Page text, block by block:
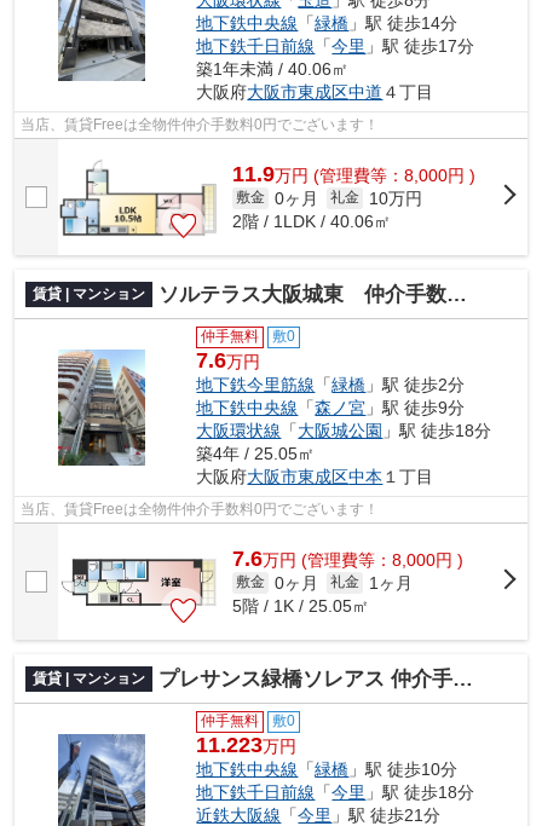
地下鉄中央線 「緑橋 」駅 徒歩14分
地下鉄千日前線 「今里 」駅 徒歩17分
築1年未満 / 40.06㎡
大阪府大阪市東成区中道 ４丁目
当店、賃貸Freeは全物件仲介手数料0円でございます！
11.9万円 (管理費等：8,000円 )
敷金 0ヶ月 礼金
10万円
2階 / 1LDK / 40.06㎡
賃貸 | マンション ソルテラス大阪城東 仲介手数料無料
仲手無料 敷0
7.6万円
地下鉄今里筋線 「緑橋 」駅 徒歩2分
地下鉄中央線 「森ノ宮 」駅 徒歩9分
大阪環状線 「大阪城公園 」駅 徒歩18分
築4年 / 25.05㎡
大阪府大阪市東成区中本 １丁目
当店、賃貸Freeは全物件仲介手数料0円でございます！
7.6万円 (管理費等：8,000円 )
敷金 0ヶ月 礼金
1ヶ月
5階 / 1K / 25.05㎡
賃貸 | マンション プレサンス緑橋ソレアス 仲介手数料無料
仲手無料 敷0
11.223万円
地下鉄中央線 「緑橋 」駅 徒歩10分
地下鉄千日前線 「今里 」駅 徒歩18分
近鉄大阪線 「今里 」駅 徒歩21分